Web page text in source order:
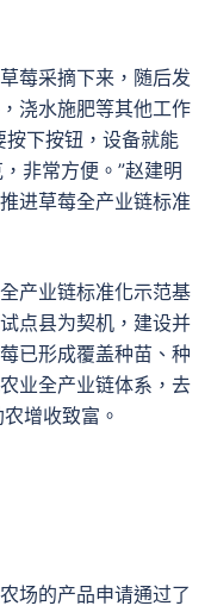
莓采摘下来，随后发
浇水施肥等其他工作
按下按钮，设备就能
非常方便。”赵建明
进草莓全产业链标准
产业链标准化示范基
点县为契机，建设并
已形成覆盖种苗、种
业全产业链体系，去
增收致富。
场的产品申请通过了